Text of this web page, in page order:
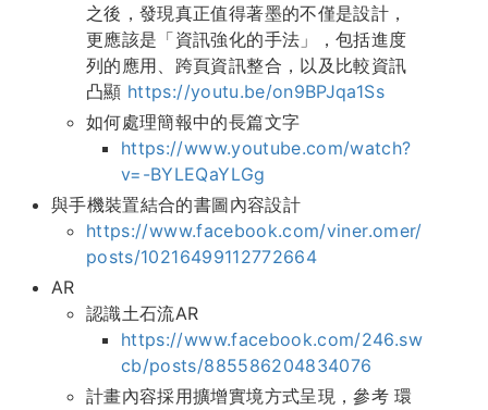
之後，發現真正值得著墨的不僅是設計，
更應該是「資訊強化的手法」，包括進度
列的應用、跨頁資訊整合，以及比較資訊
凸顯 https://youtu.be/on9BPJqa1Ss
如何處理簡報中的長篇文字
https://www.youtube.com/watch?
v=-BYLEQaYLGg
與手機裝置結合的書圖內容設計
https://www.facebook.com/viner.omer/
posts/10216499112772664
AR
認識土石流AR
https://www.facebook.com/246.sw
cb/posts/885586204834076
計畫內容採用擴增實境方式呈現，參考 環